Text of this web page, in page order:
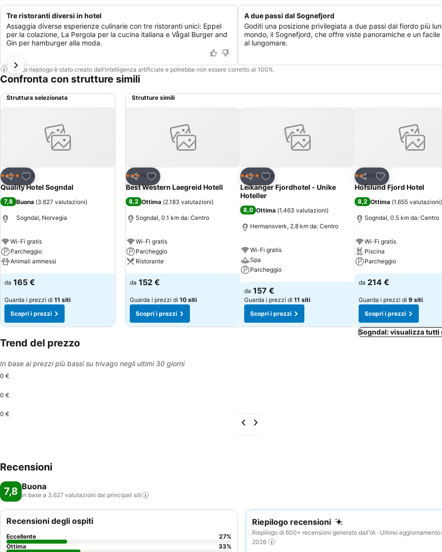
Tre ristoranti diversi in hotel
Assaggia diverse esperienze culinarie con tre ristoranti unici: Eppel
per la colazione, La Pergola per la cucina italiana e Vågal Burger and
Gin per hamburger alla moda.
A due passi dal Sognefjord
Goditi una posizione privilegiata a due passi dal fiordo più
mondo, il Sognefjord, che offre viste panoramiche e un facile
al lungomare.
Questo riepilogo è stato creato dall’intelligenza artificiale e potrebbe non essere corretto al 100%.
Confronta con strutture simili
Struttura selezionata
Condividi
Aggiungi ai preferiti
4 StelleHotel
Quality Hotel Sogndal
7,8 Buona (3.627 valutazioni)
Sogndal, Norvegia
Wi-Fi gratis
Parcheggio
Animali ammessi
da 165 €
Guarda i prezzi di 11 siti
Scopri i prezzi
Strutture simili
Condividi
Aggiungi ai preferiti
3 StelleHotel
Best Western Laegreid Hotell
8,2 Ottima (2.183 valutazioni)
Sogndal, 0.1 km da: Centro
Wi-Fi gratis
Parcheggio
Ristorante
da 152 €
Guarda i prezzi di 10 siti
Scopri i prezzi
Condividi
Aggiungi ai preferiti
4 StelleHotel
Leikanger Fjordhotel - Unike
Hoteller
8,0 Ottima (1.463 valutazioni)
Hermansverk, 2.8 km da: Centro
Wi-Fi gratis
Spa
Parcheggio
da 157 €
Guarda i prezzi di 11 siti
Scopri i prezzi
Condividi
Aggiungi ai
2 Stelle
Hotel
Hofslund Fjord Hotel
8,2 Ottima (1.655 valutazioni)
Sogndal, 0.5 km da: Centro
Wi-Fi gratis
Piscina
Parcheggio
da 214 €
Guarda i prezzi di 9 siti
Scopri i prezzi
Sogndal: visualizza tutti
Trend del prezzo
In base ai prezzi più bassi su trivago negli ultimi 30 giorni
0 €
0 €
0 €
Recensioni
7,8 Buona
in base a 3.627 valutazioni dai principali siti
Riepilogo recensioni
Riepilogo di 600+ recensioni generato dall'IA · Ultimo
2026
Recensioni degli ospiti
Eccellente 27%
Ottima
33%